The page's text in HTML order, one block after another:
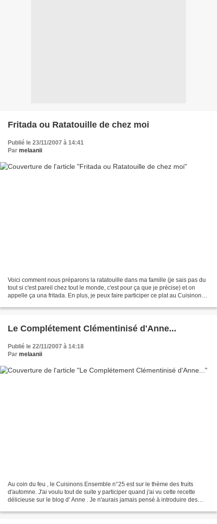
Fritada ou Ratatouille de chez moi
Publié le 23/11/2007 à 14:41
Par melaanii
Voici comment nous préparons la ratatouille dans ma famille (je sais pas du
tout si c'est pareil chez tout le monde, c'est pour ça que je précise) et on
appelle ça una fritada. En plus, je peux faire participer ce plat au Cuisinons
Le Complétement Clémentinisé d'Anne...
Publié le 22/11/2007 à 14:18
Par melaanii
Au coin du feu , le Cuisinons Ensemble n°25 est sur le thème des fruits
d'automne. J'ai voulu tout de suite y participer quand j'ai vu cette recette
délicieuse sur le blog d' Anne . Je n'aurais jamais pensé à introduire des